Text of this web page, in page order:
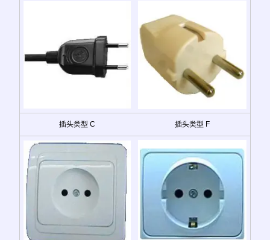
插头类型 C 插头类型 F